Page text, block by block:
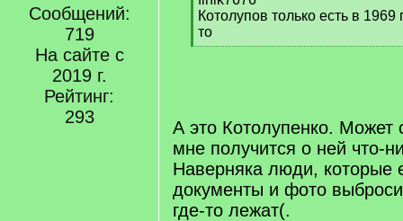
Сообщений:
719
На сайте с
2019 г.
Рейтинг:
293
q
]
Котолупов только есть в 1969
то
[
А это Котолупенко. Может
мне получится о ней что-
Наверняка люди, которые
документы и фото
где-то лежат(.